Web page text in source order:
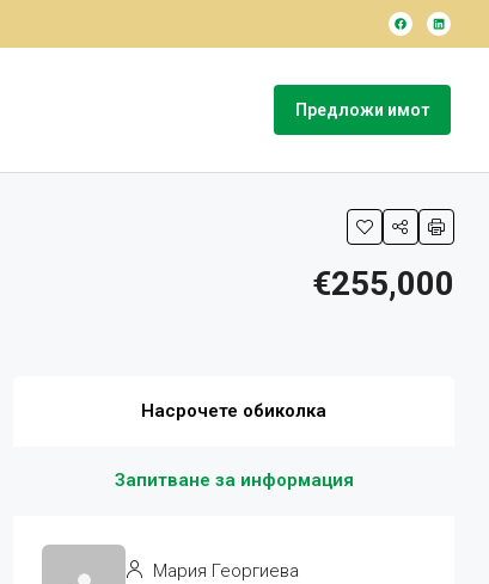
Предложи имот
€255,000
Насрочете обиколка
Запитване за информация
Мария Георгиева